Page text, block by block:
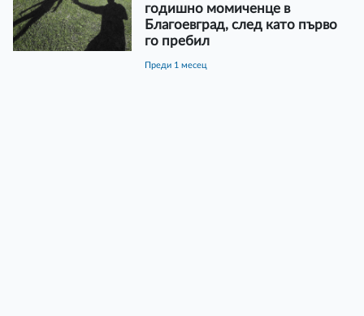
годишно момиченце в
Благоевград, след като първо
го пребил
преди 1 месец